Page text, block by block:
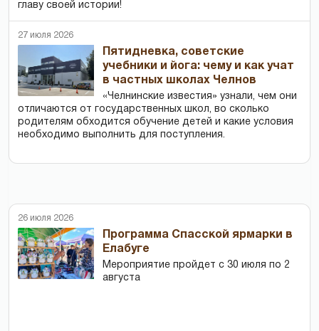
главу своей истории!
27 июля 2026
Пятидневка, советские
учебники и йога: чему и как учат
в частных школах Челнов
«Челнинские известия» узнали, чем они
отличаются от государственных школ, во сколько
родителям обходится обучение детей и какие условия
необходимо выполнить для поступления.
26 июля 2026
Программа Спасской ярмарки в
Елабуге
Мероприятие пройдет с 30 июля по 2
августа